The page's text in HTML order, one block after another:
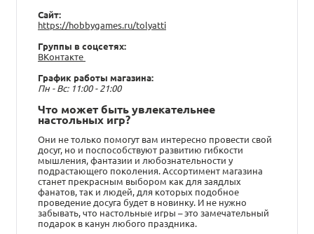
Сайт:
https://hobbygames.ru/tolyatti
Группы в соцсетях:
ВКонтакте
График работы магазина:
Пн - Вс: 11:00 - 21:00
Что может быть увлекательнее
настольных игр?
Они не только помогут вам интересно провести свой
досуг, но и поспособствуют развитию гибкости
мышления, фантазии и любознательности у
подрастающего поколения. Ассортимент магазина
станет прекрасным выбором как для заядлых
фанатов, так и людей, для которых подобное
проведение досуга будет в новинку. И не нужно
забывать, что настольные игры – это замечательный
подарок в канун любого праздника.